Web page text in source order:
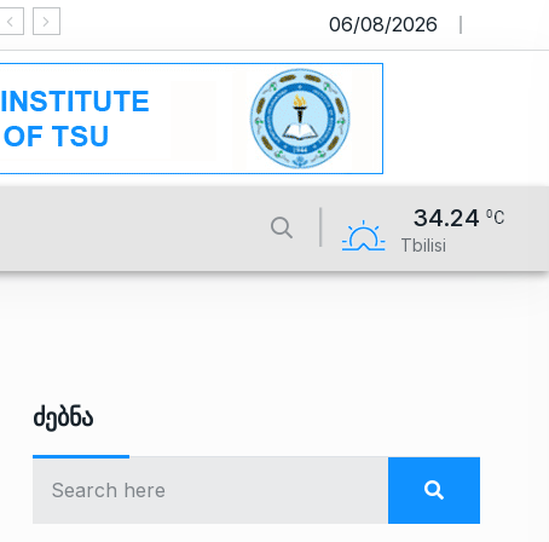
საიტი მუშაობს სატესტო რეჟიმში
06/08/2026
34.24
Tbilisi
Ძებნა